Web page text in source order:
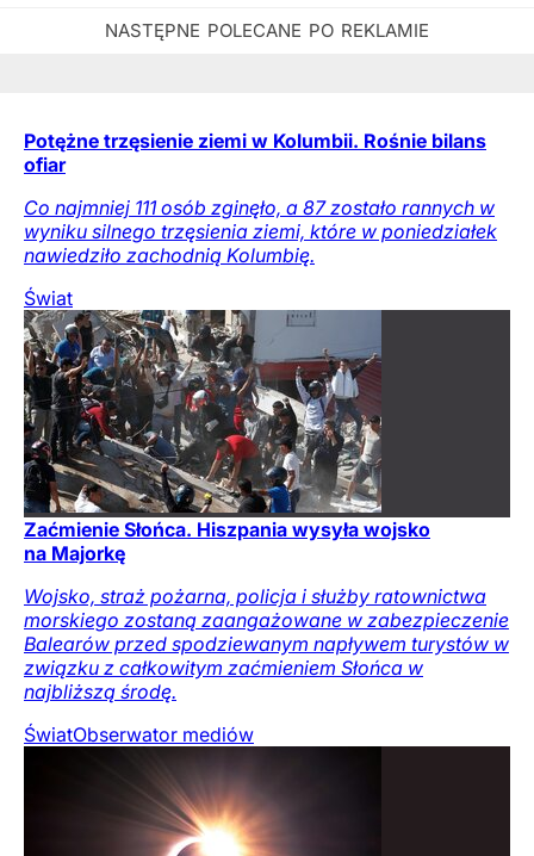
Potężne trzęsienie ziemi w Kolumbii. Rośnie bilans
ofiar
Co najmniej 111 osób zginęło, a 87 zostało rannych w
wyniku silnego trzęsienia ziemi, które w poniedziałek
nawiedziło zachodnią Kolumbię.
Świat
Zaćmienie Słońca. Hiszpania wysyła wojsko
na Majorkę
Wojsko, straż pożarna, policja i służby ratownictwa
morskiego zostaną zaangażowane w zabezpieczenie
Balearów przed spodziewanym napływem turystów w
związku z całkowitym zaćmieniem Słońca w
najbliższą środę.
ŚwiatObserwator mediów